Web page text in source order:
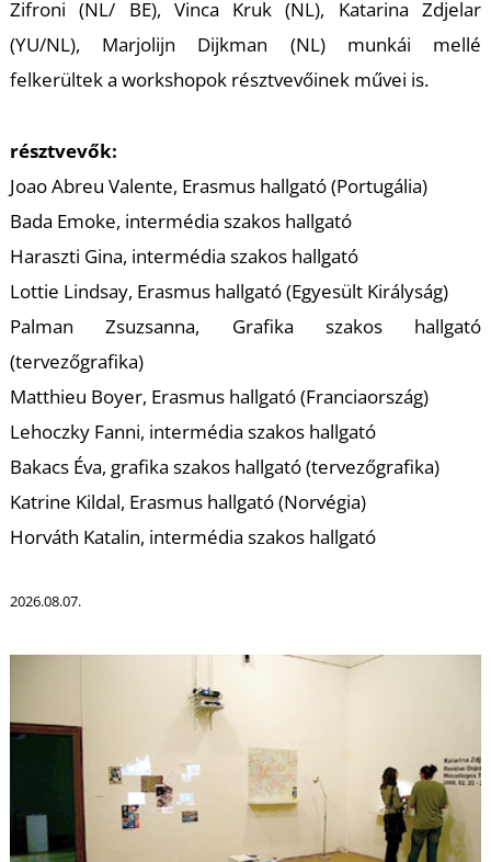
Zifroni (NL/ BE), Vinca Kruk (NL), Katarina Zdjelar
(YU/NL), Marjolijn Dijkman (NL) munkái mellé
felkerültek a workshopok résztvevőinek művei is.
résztvevők:
Joao Abreu Valente, Erasmus hallgató (Portugália)
Bada Emoke, intermédia szakos hallgató
Haraszti Gina, intermédia szakos hallgató
Lottie Lindsay, Erasmus hallgató (Egyesült Királyság)
Palman Zsuzsanna, Grafika szakos hallgató
(tervezőgrafika)
Matthieu Boyer, Erasmus hallgató (Franciaország)
Lehoczky Fanni, intermédia szakos hallgató
Bakacs Éva, grafika szakos hallgató (tervezőgrafika)
Katrine Kildal, Erasmus hallgató (Norvégia)
Horváth Katalin, intermédia szakos hallgató
2026.08.07.